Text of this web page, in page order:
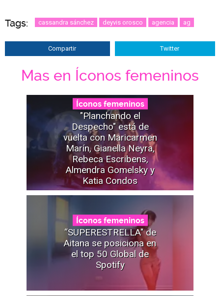
Tags: cassandra sánchez deyvis orosco agencia ag
Compartir Twitter
Mas en Íconos femeninos
Íconos femeninos
"Planchando el
Despecho" está de
vuelta con Maricarmen
Marín, Gianella Neyra,
Rebeca Escribens,
Almendra Gomelsky y
Katia Condos
Íconos femeninos
“SUPERESTRELLA" de
Aitana se posiciona en
el top 50 Global de
Spotify